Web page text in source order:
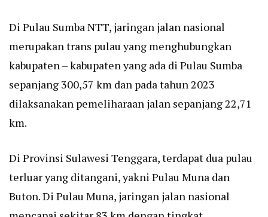
Di Pulau Sumba NTT, jaringan jalan nasional
merupakan trans pulau yang menghubungkan
kabupaten – kabupaten yang ada di Pulau Sumba
sepanjang 300,57 km dan pada tahun 2023
dilaksanakan pemeliharaan jalan sepanjang 22,71
km.
Di Provinsi Sulawesi Tenggara, terdapat dua pulau
terluar yang ditangani, yakni Pulau Muna dan
Buton. Di Pulau Muna, jaringan jalan nasional